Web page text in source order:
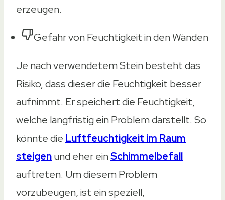
erzeugen.
Gefahr von Feuchtigkeit in den Wänden
Je nach verwendetem Stein besteht das
Risiko, dass dieser die Feuchtigkeit besser
aufnimmt. Er speichert die Feuchtigkeit,
welche langfristig ein Problem darstellt. So
könnte die Luftfeuchtigkeit im Raum
steigenund eher einSchimmelbefall
auftreten. Um diesem Problem
vorzubeugen, ist ein speziell,